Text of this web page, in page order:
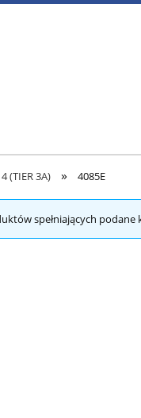
4 (TIER 3A) » 4085E
spełniających podane